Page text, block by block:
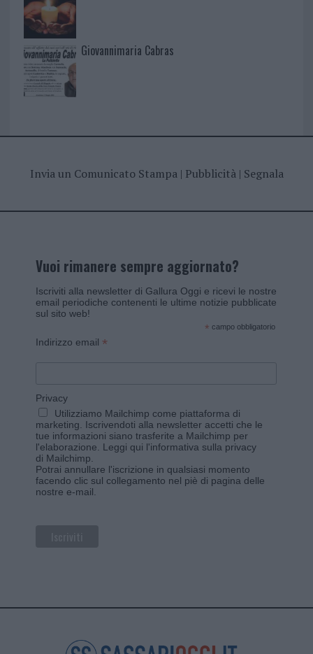
Giovannimaria Cabras
Invia un Comunicato Stampa| Pubblicità| Segnala
Vuoi rimanere sempre aggiornato?
Iscriviti alla newsletter di Gallura Oggi e ricevi le nostre
email periodiche contenenti le ultime notizie pubblicate
sul sito web!
* campo obbligatorio
Indirizzo email *
Privacy
Utilizziamo Mailchimp come piattaforma di
marketing. Iscrivendoti alla newsletter accetti che le
tue informazioni siano trasferite a Mailchimp per
l'elaborazione. Leggi qui l'informativa sulla privacy
di Mailchimp
Potrai annullare l'iscrizione in qualsiasi momento
facendo clic sul collegamento nel piè di pagina delle
nostre e-mail.